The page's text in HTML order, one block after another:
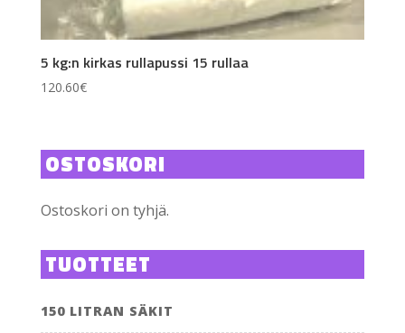
5 kg:n kirkas rullapussi 15 rullaa
120.60€
OSTOSKORI
Ostoskori on tyhjä.
TUOTTEET
150 LITRAN SÄKIT